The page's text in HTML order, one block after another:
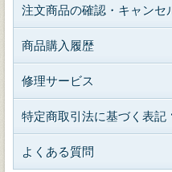
注文商品の確認・キャンセ
商品購入履歴
修理サービス
特定商取引法に基づく表記
よくある質問